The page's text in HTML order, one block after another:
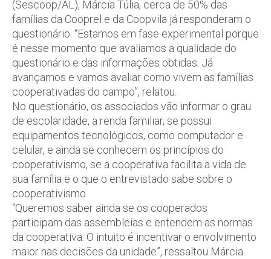
(Sescoop/AL), Márcia Túlia, cerca de 50% das
famílias da Cooprel e da Coopvila já responderam o
questionário. “Estamos em fase experimental porque
é nesse momento que avaliamos a qualidade do
questionário e das informações obtidas. Já
avançamos e vamos avaliar como vivem as famílias
cooperativadas do campo”, relatou.
No questionário, os associados vão informar o grau
de escolaridade, a renda familiar, se possui
equipamentos tecnológicos, como computador e
celular, e ainda se conhecem os princípios do
cooperativismo, se a cooperativa facilita a vida de
sua família e o que o entrevistado sabe sobre o
cooperativismo.
“Queremos saber ainda se os cooperados
participam das assembleias e entendem as normas
da cooperativa. O intuito é incentivar o envolvimento
maior nas decisões da unidade”, ressaltou Márcia